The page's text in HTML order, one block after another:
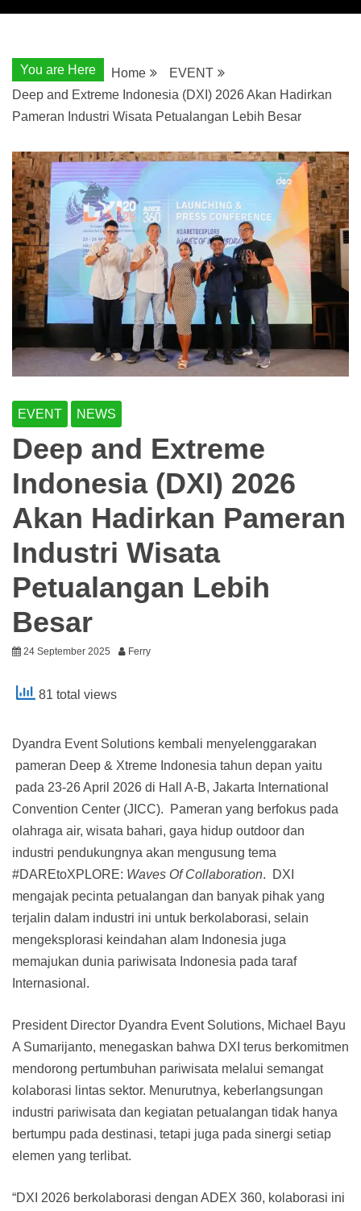
You are Here Home
EVENT
Deep and Extreme Indonesia (DXI) 2026 Akan Hadirkan
Pameran Industri Wisata Petualangan Lebih Besar
EVENT NEWS
Deep and Extreme
Indonesia (DXI) 2026
Akan Hadirkan Pameran
Industri Wisata
Petualangan Lebih
Besar
24 September 2025 Ferry
81 total views
Dyandra Event Solutions kembali menyelenggarakan
pameran Deep & Xtreme Indonesia tahun depan yaitu
pada 23-26 April 2026 di Hall A-B, Jakarta International
Convention Center (JICC). Pameran yang berfokus pada
olahraga air, wisata bahari, gaya hidup outdoor dan
industri pendukungnya akan mengusung tema
#DAREtoXPLORE: Waves Of Collaboration. DXI
mengajak pecinta petualangan dan banyak pihak yang
terjalin dalam industri ini untuk berkolaborasi, selain
mengeksplorasi keindahan alam Indonesia juga
memajukan dunia pariwisata Indonesia pada taraf
Internasional.
President Director Dyandra Event Solutions, Michael Bayu
A Sumarijanto, menegaskan bahwa DXI terus berkomitmen
mendorong pertumbuhan pariwisata melalui semangat
kolaborasi lintas sektor. Menurutnya, keberlangsungan
industri pariwisata dan kegiatan petualangan tidak hanya
bertumpu pada destinasi, tetapi juga pada sinergi setiap
elemen yang terlibat.
“DXI 2026 berkolaborasi dengan ADEX 360, kolaborasi ini